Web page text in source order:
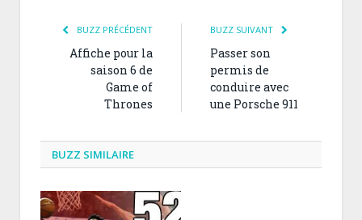
BUZZ PRÉCÉDENT
Affiche pour la
saison 6 de
Game of
Thrones
BUZZ SUIVANT
Passer son
permis de
conduire avec
une Porsche 911
BUZZ SIMILAIRE